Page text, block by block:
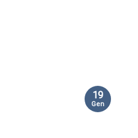
19
Gen